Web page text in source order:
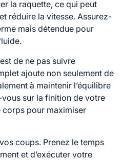
la raquette, ce qui peut
réduire la vitesse. Assurez-
mais détendue pour
de ne pas suivre
ajoute non seulement de
à maintenir l’équilibre
sur la finition de votre
corps pour maximiser
coups. Prenez le temps
et d’exécuter votre